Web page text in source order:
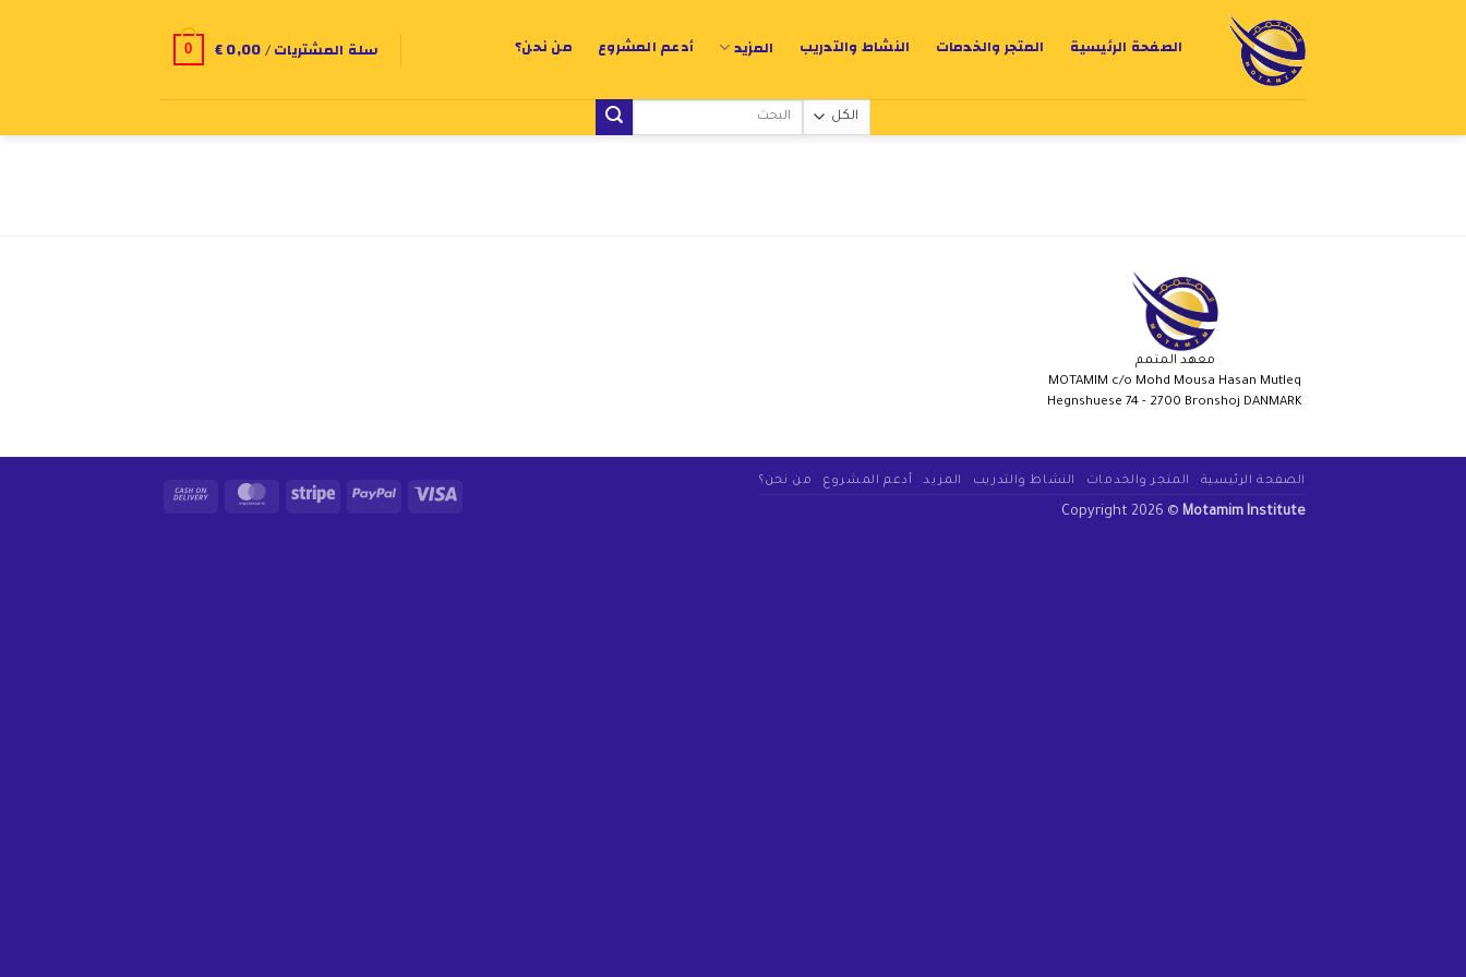
الصفحة الرئيسية المتجر والخدمات النشاط والتدريب المزيد أدعم المشروع من نحن؟ سلة المشتريات / €0,00
0
معهد المتمم
MOTAMIM c/o Mohd Mousa Hasan Mutleq
Hegnshuese 74 - 2700 Bronshoj DANMARK
الصفحة الرئيسية المتجر والخدمات النشاط والتدريب المزيد أدعم المشروع من نحن؟
Copyright 2026 © Motamim Institute